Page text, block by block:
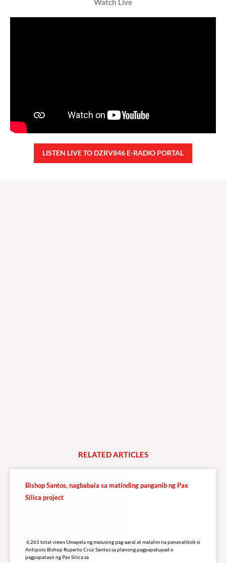
Watch Live
LISTEN LIVE TO DZRV846 E-RADIO PORTAL
RELATEDARTICLES
Bishop Santos, nagbabala sa matinding panganib ng Pax
Silica project
6,261 total views Umapela ng masusing pag-aaral at malalim na pananaliksik si
Antipolo Bishop Ruperto Cruz Santos sa planong pagpapatupad o
pagpapatayo ng Pax Silica sa